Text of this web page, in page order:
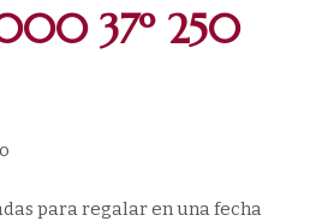
37º 250
para regalar en una fecha